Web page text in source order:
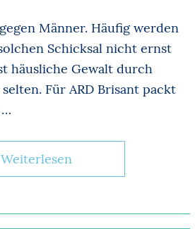
Männer. Häufig werden
Schicksal nicht ernst
häusliche Gewalt durch
Für ARD Brisant packt
…
Weiterlesen